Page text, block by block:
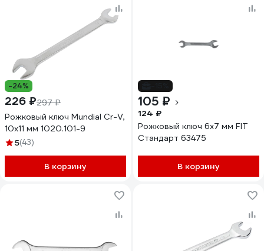
-24%
226 ₽297 ₽
Рожковый ключ Mundial Cr-V,
10x11 мм 1020.101-9
5(43)
В корзину
105 ₽
124 ₽
Рожковый ключ 6х7 мм FIT
Стандарт 63475
В корзину